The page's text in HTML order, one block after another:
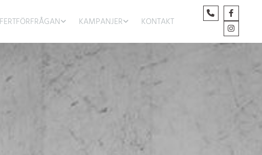
KAMPANJER KONTAKT